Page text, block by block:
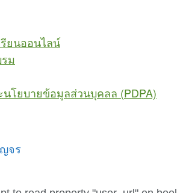
รียนออนไลน์
ม
นโยบายข้อมูลส่วนบุคลล (PDPA)
จร